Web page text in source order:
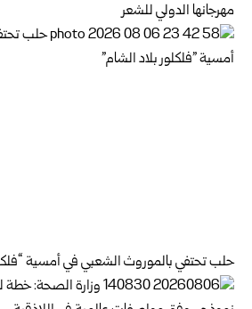
مهرجانها الدولي للشعر
حلب تحتفي بالموروث الشعبي في أمسية